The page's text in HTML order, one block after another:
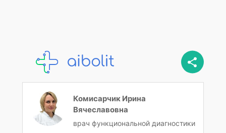
Комисарчик Ирина
Вячеславовна
врач функциональной диагностики